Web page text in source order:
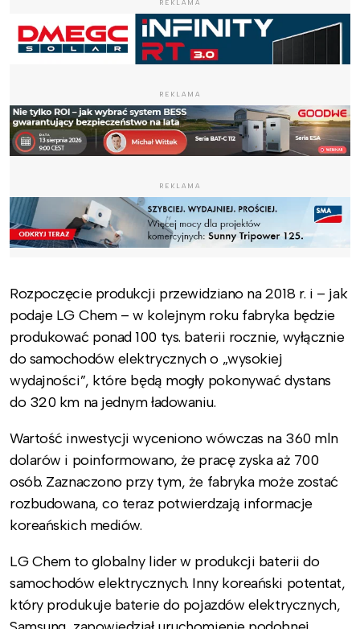
REKLAMA
REKLAMA
REKLAMA
Rozpoczęcie produkcji przewidziano na 2018 r. i – jak
podaje LG Chem – w kolejnym roku fabryka będzie
produkować ponad 100 tys. baterii rocznie, wyłącznie
do samochodów elektrycznych o „wysokiej
wydajności”, które będą mogły pokonywać dystans
do 320 km na jednym ładowaniu.
Wartość inwestycji wyceniono wówczas na 360 mln
dolarów i poinformowano, że pracę zyska aż 700
osób. Zaznaczono przy tym, że fabryka może zostać
rozbudowana, co teraz potwierdzają informacje
koreańskich mediów.
LG Chem to globalny lider w produkcji baterii do
samochodów elektrycznych. Inny koreański potentat,
który produkuje baterie do pojazdów elektrycznych,